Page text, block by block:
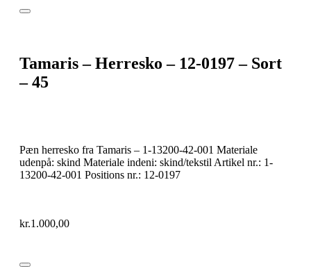
Tamaris – Herresko – 12-0197 – Sort
– 45
Pæn herresko fra Tamaris – 1-13200-42-001 Materiale
udenpå: skind Materiale indeni: skind/tekstil Artikel nr.: 1-
13200-42-001 Positions nr.: 12-0197
kr.1.000,00